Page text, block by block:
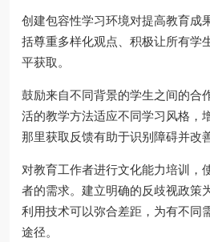
创建包容性学习环境对提高教育成
括尊重多样化观点、积极让所有学
平获取。
鼓励来自不同背景的学生之间的合
活的教学方法适应不同学习风格，
那里获取反馈有助于识别障碍并改
对教育工作者进行文化能力培训，
者的需求。建立明确的反歧视政策
利用技术可以弥合差距，为有不同
途径。